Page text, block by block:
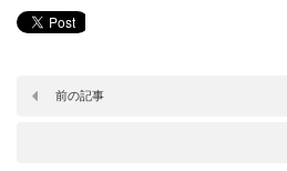
前の記事